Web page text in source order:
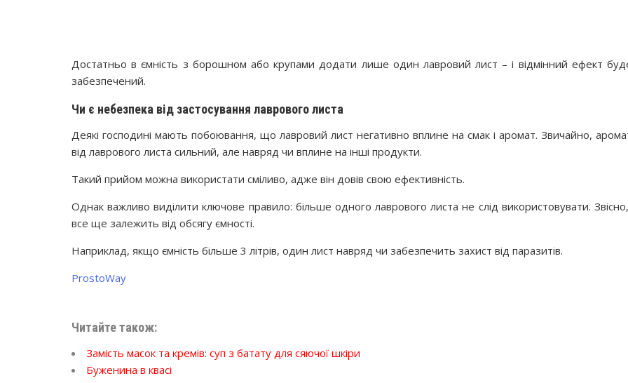
Достатньо в ємність з борошном або крупами додати лише один лавровий лист – і відмінний ефект
забезпечений.
Чи є небезпека від застосування лаврового листа
Деякі господині мають побоювання, що лавровий лист негативно вплине на смак і аромат. Звичайно,
від лаврового листа сильний, але навряд чи вплине на інші продукти.
Такий прийом можна використати сміливо, адже він довів свою ефективність.
Однак важливо виділити ключове правило: більше одного лаврового листа не слід використовувати.
все ще залежить від обсягу ємності.
Наприклад, якщо ємність більше 3 літрів, один лист навряд чи забезпечить захист від паразитів.
ProstoWay
Читайте також:
Замість масок та кремів: суп з батату для сяючої шкіри
Буженина в квасі